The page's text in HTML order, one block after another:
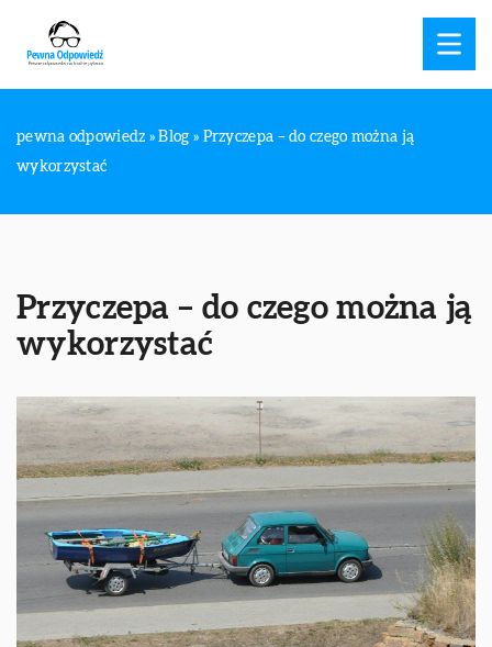
pewna odpowiedz »Blog » Przyczepa – do czego można ją
wykorzystać
Przyczepa – do czego można ją
wykorzystać